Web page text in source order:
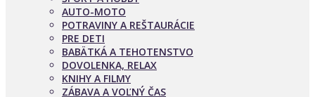
AUTO-MOTO
POTRAVINY A REŠTAURÁCIE
PRE DETI
BABÄTKÁ A TEHOTENSTVO
DOVOLENKA, RELAX
KNIHY A FILMY
ZÁBAVA A VOĽNÝ ČAS